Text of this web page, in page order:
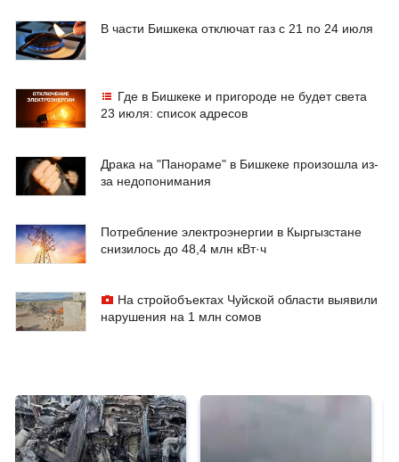
В части Бишкека отключат газ с 21 по 24 июля
Где в Бишкеке и пригороде не будет света
23 июля: список адресов
Драка на "Панораме" в Бишкеке произошла из-
за недопонимания
Потребление электроэнергии в Кыргызстане
снизилось до 48,4 млн кВт·ч
На стройобъектах Чуйской области выявили
нарушения на 1 млн сомов